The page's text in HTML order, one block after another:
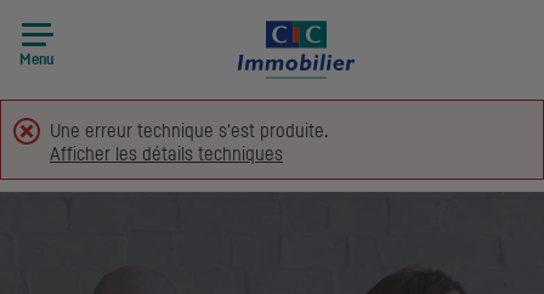
Menu
Une erreur technique s'est produite.
Afficher les détails techniques